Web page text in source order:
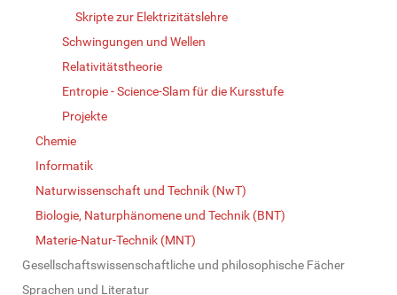
Skripte zur Elektrizitätslehre
Schwingungen und Wellen
Relativitätstheorie
Entropie - Science-Slam für die Kursstufe
Projekte
Chemie
Informatik
Naturwissenschaft und Technik (NwT)
Biologie, Naturphänomene und Technik (BNT)
Materie-Natur-Technik (MNT)
Gesellschaftswissenschaftliche und philosophische Fächer
Sprachen und Literatur